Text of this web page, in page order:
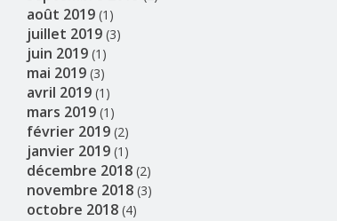
août 2019(1)
juillet 2019(3)
juin 2019(1)
mai 2019(3)
avril 2019(1)
mars 2019(1)
février 2019(2)
janvier 2019(1)
décembre 2018(2)
novembre 2018(3)
octobre 2018(4)